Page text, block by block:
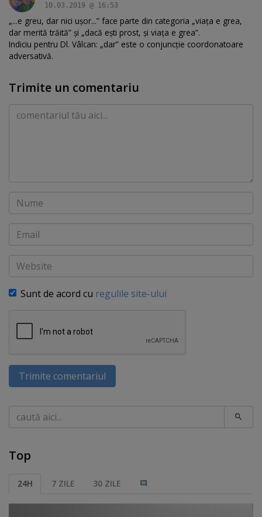
10.03.2019 @ 16:53
„...e greu, dar nici ușor...” face parte din categoria „viața e grea,
dar merită trăită” și „dacă ești prost, și viața e grea”.
Indiciu pentru Dl. Vâlcan: „dar” este o conjuncție coordonatoare
adversativă.
Trimite un comentariu
Comentariu
Nume
Email
Website
Sunt de acord cu regulile site-ului
Trimite comentariul
Caută
Top
24H 7 ZILE 30 ZILE